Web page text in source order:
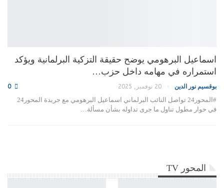
اسماعيل البرهومي يوضح حقيقة التزكية البرلمانية ويؤكد
استمراره في مهامه داخل حزب…
بوقسيم نور الدين 20 نوفمبر, 2025 0
#المحور24 تواصل النائب البرلماني اسماعيل البرهومي مع جريدة المحور24
في حوار مطول تناول ما جرى تداوله بشأن مسألة…
المحور TV